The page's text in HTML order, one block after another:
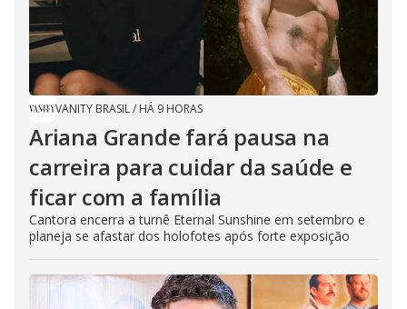
VANITY BRASIL/ HÁ 9 HORAS
Ariana Grande fará pausa na
carreira para cuidar da saúde e
ficar com a família
Cantora encerra a turnê Eternal Sunshine em setembro e
planeja se afastar dos holofotes após forte exposição